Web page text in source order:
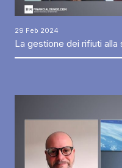
29 Feb 2024
La gestione dei rifiuti alla